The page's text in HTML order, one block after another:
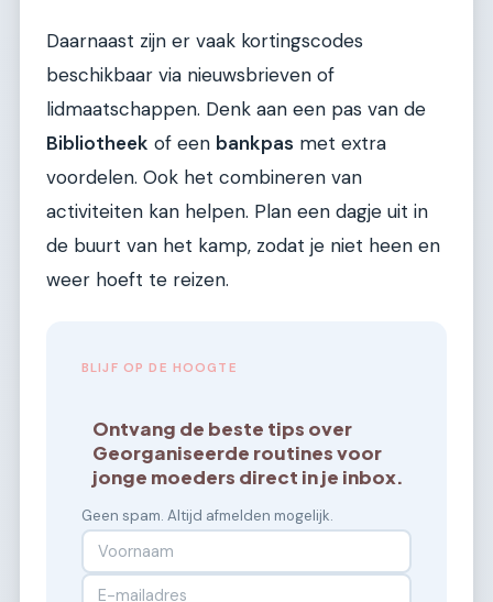
Daarnaast zijn er vaak kortingscodes
beschikbaar via nieuwsbrieven of
lidmaatschappen. Denk aan een pas van de
Bibliotheek of een bankpas met extra
voordelen. Ook het combineren van
activiteiten kan helpen. Plan een dagje uit in
de buurt van het kamp, zodat je niet heen en
weer hoeft te reizen.
BLIJF OP DE HOOGTE
Ontvang de beste tips over
Georganiseerde routines voor
jonge moeders direct in je inbox.
Geen spam. Altijd afmelden mogelijk.